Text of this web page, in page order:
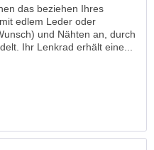
das beziehen Ihres
edlem Leder oder
und Nähten an, durch
Ihr Lenkrad erhält eine...